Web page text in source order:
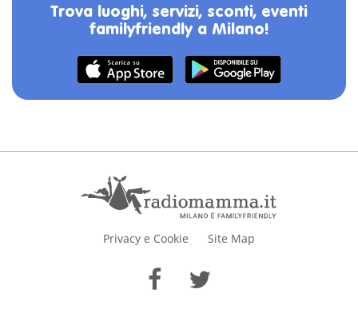
Trova luoghi, servizi, sconti, eventi
familyfriendly a Milano!
Privacy e Cookie Site Map